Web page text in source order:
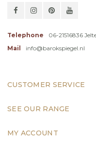
Telephone
06-21516836
Mail
info@barokspiegel.nl
CUSTOMER SERVICE
SEE OUR RANGE
MY ACCOUNT